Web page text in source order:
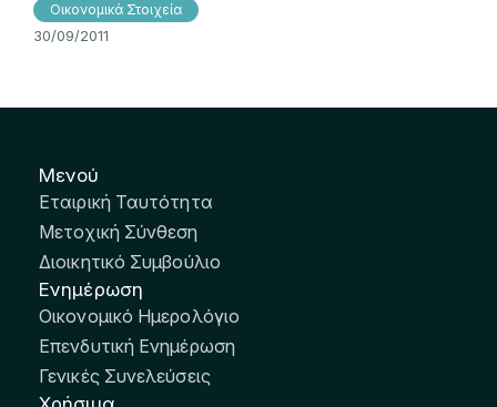
Οικονομικά Στοιχεία
30/09/2011
Μενού
Εταιρική Ταυτότητα
Μετοχική Σύνθεση
Διοικητικό Συμβούλιο
Ενημέρωση
Οικονομικό Ημερολόγιο
Επενδυτική Ενημέρωση
Γενικές Συνελεύσεις